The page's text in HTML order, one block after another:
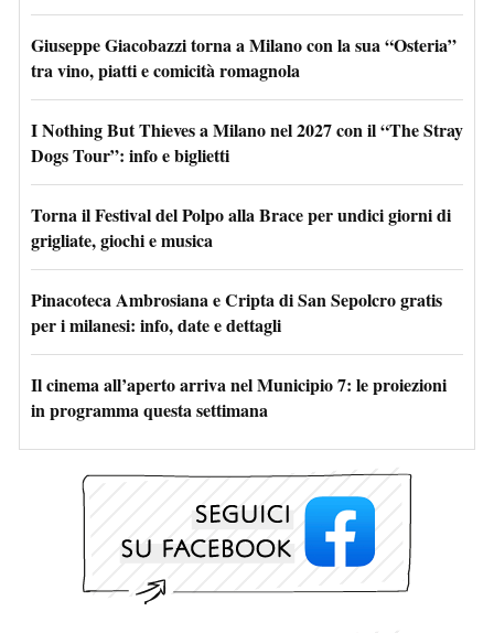
Giuseppe Giacobazzi torna a Milano con la sua “Osteria”
tra vino, piatti e comicità romagnola
I Nothing But Thieves a Milano nel 2027 con il “The Stray
Dogs Tour”: info e biglietti
Torna il Festival del Polpo alla Brace per undici giorni di
grigliate, giochi e musica
Pinacoteca Ambrosiana e Cripta di San Sepolcro gratis
per i milanesi: info, date e dettagli
Il cinema all’aperto arriva nel Municipio 7: le proiezioni
in programma questa settimana